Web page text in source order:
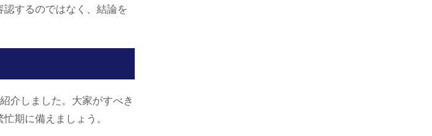
するのではなく、結論を
介しました。大家がすべき
期に備えましょう。